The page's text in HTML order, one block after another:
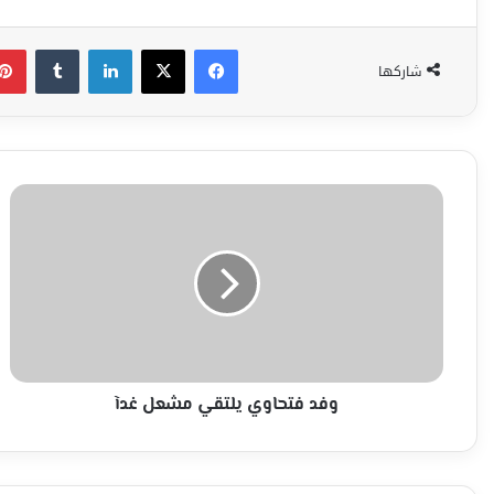
شاركها
فيسبوك‫X لينكدإن
وفد
وفد فتحاوي يلتقي مشعل غدآ